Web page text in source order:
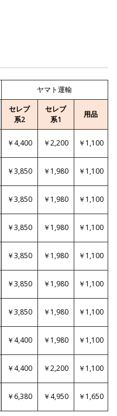
ヤマト運輸
セレブ
系2
セレブ
系1
用品
￥4,400 ￥2,200 ￥1,100
￥3,850 ￥1,980 ￥1,100
￥3,850 ￥1,980 ￥1,100
￥3,850 ￥1,980 ￥1,100
￥3,850 ￥1,980 ￥1,100
￥3,850 ￥1,980 ￥1,100
￥3,850 ￥1,980 ￥1,100
￥4,400 ￥1,980 ￥1,100
￥4,400 ￥2,200 ￥1,100
￥6,380 ￥4,950 ￥1,650